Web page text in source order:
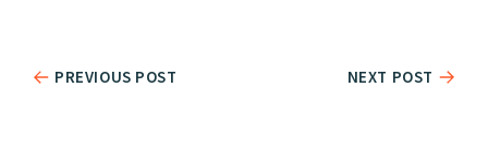
PREVIOUS POST NEXT POST